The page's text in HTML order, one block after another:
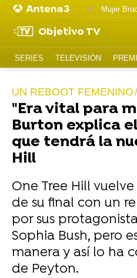
Mujer
Objetivo TV
SERIES TELEVISIÓN
UN REBOOT FEMENINO
"Era vital para
Burton explica
que tendrá la
Hill
One Tree Hill
de su final con un
por sus
Sophia Bush, pero
manera y así lo ha
de Peyton.